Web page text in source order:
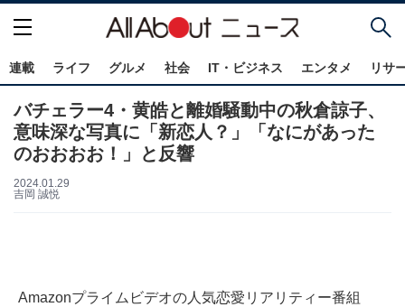
連載 ライフ グルメ 社会 IT・ビジネス エンタメ リサ
バチェラー4・黄皓と離婚騒動中の秋倉諒子、
意味深な写真に「新恋人？」「なにがあった
のおおおお！」と反響
2024.01.29
吉岡 誠悦
Amazonプライムビデオの人気恋愛リアリティー番組